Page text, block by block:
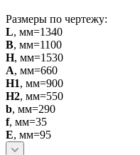
Размеры по чертежу:
L, мм=1340
B, мм=1100
H, мм=1530
A, мм=660
H1, мм=900
H2, мм=550
b, мм=290
f, мм=35
E, мм=95